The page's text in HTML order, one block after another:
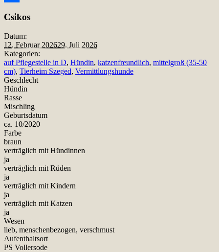
Csikos
Datum:
12. Februar 202629. Juli 2026
Kategorien:
auf Pflegestelle in D, Hündin, katzenfreundlich, mittelgroß (35-50
cm), Tierheim Szeged, Vermittlungshunde
Geschlecht
Hündin
Rasse
Mischling
Geburtsdatum
ca. 10/2020
Farbe
braun
verträglich mit Hündinnen
ja
verträglich mit Rüden
ja
verträglich mit Kindern
ja
verträglich mit Katzen
ja
Wesen
lieb, menschenbezogen, verschmust
Aufenthaltsort
PS Vollersode